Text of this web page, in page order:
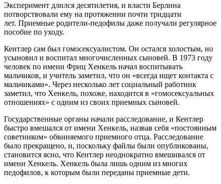
Эксперимент длился десятилетия, и власти Берлина
потворствовали ему на протяжении почти тридцати
лет. Приемные родители-педофилы даже получали регулярное
пособие по уходу.
Кентлер сам был гомосексуалистом. Он остался холостым, но
усыновил и воспитал многочисленных сыновей. В 1973 году
человек по имени Фриц Хенкель начал воспитывать
мальчиков, и учитель заметил, что он «всегда ищет контакта с
мальчиками». Через несколько лет социальный работник
заметил, что Хенкель, похоже, находится в «гомосексуальных
отношениях» с одним из своих приемных сыновей.
Государственные органы начали расследование, и Кентлер
быстро вмешался от имени Хенкель, назвав себя «постоянным
советником» обвиняемого приемного отца. Расследование
было прекращено, и, поскольку файлы были опубликованы,
становится ясно, что Кентлер неоднократно вмешивался от
имени Хенкель. Хенкель была лишь одним из многих
педофилов, к которым были переданы приемные дети.